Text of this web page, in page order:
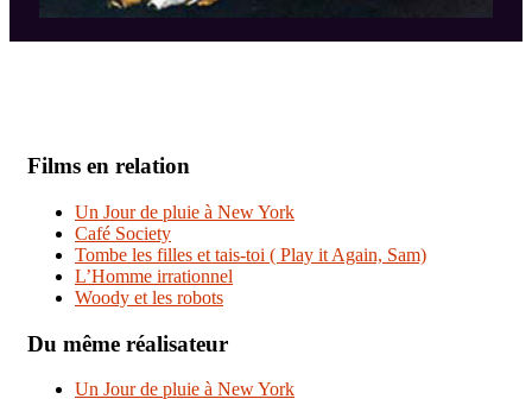
Films en relation
Un Jour de pluie à New York
Café Society
Tombe les filles et tais-toi ( Play it Again, Sam)
L’Homme irrationnel
Woody et les robots
Du même réalisateur
Un Jour de pluie à New York